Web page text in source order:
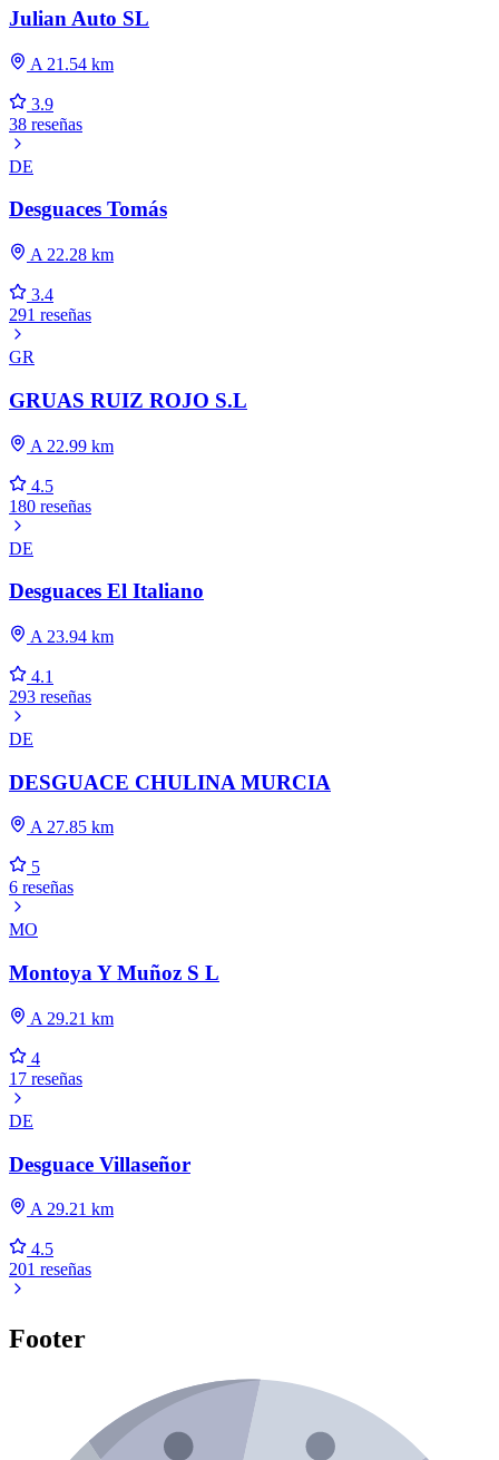
Julian Auto SL
A 21.54 km
3.9
38 reseñas
DE
Desguaces Tomás
A 22.28 km
3.4
291 reseñas
GR
GRUAS RUIZ ROJO S.L
A 22.99 km
4.5
180 reseñas
DE
Desguaces El Italiano
A 23.94 km
4.1
293 reseñas
DE
DESGUACE CHULINA MURCIA
A 27.85 km
5
6 reseñas
MO
Montoya Y Muñoz S L
A 29.21 km
4
17 reseñas
DE
Desguace Villaseñor
A 29.21 km
4.5
201 reseñas
Footer